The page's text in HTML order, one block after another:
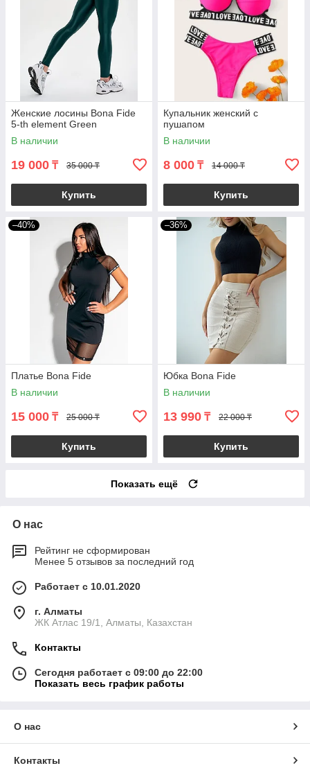
Женские лосины Bona Fide
5-th element Green
В наличии
19 000 ₸ 35 000 ₸
Купить
Купальник женский с
пушапом
В наличии
8 000 ₸ 14 000 ₸
Купить
–40%
Платье Bona Fide
В наличии
15 000 ₸ 25 000 ₸
Купить
–36%
Юбка Bona Fide
В наличии
13 990 ₸ 22 000 ₸
Купить
Показать ещё
О нас
Рейтинг не сформирован
Менее 5 отзывов за последний год
Работает с 10.01.2020
г. Алматы
ЖК Атлас 19/1, Алматы, Казахстан
Контакты
Сегодня работает с 09:00 до 22:00
Показать весь график работы
О нас
Контакты